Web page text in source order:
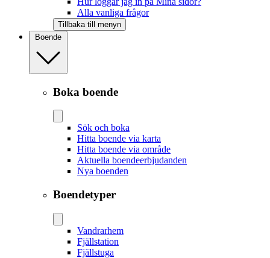
Alla vanliga frågor
Tillbaka till menyn
Boende
Boka boende
Sök och boka
Hitta boende via karta
Hitta boende via område
Aktuella boendeerbjudanden
Nya boenden
Boendetyper
Vandrarhem
Fjällstation
Fjällstuga